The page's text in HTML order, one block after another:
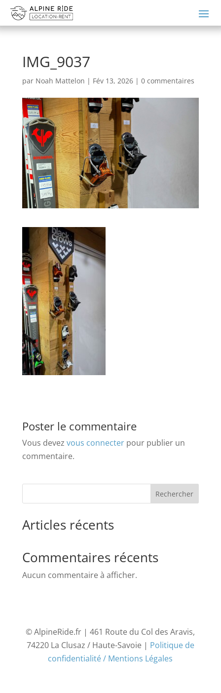
IMG_9037
par Noah Mattelon | Fév 13, 2026| 0 commentaires
Poster le commentaire
Vous devez vous connecterpour publier un
commentaire.
Rechercher
Articles récents
Commentaires récents
Aucun commentaire à afficher.
© AlpineRide.fr | 461 Route du Col des Aravis,
74220 La Clusaz / Haute-Savoie | Politique de
confidentialité / Mentions Légales